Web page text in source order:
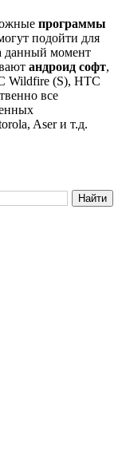
программы
подойти для
данный момент
андроид софт,
Wildfire (S), HTC
все
Aser и т.д.